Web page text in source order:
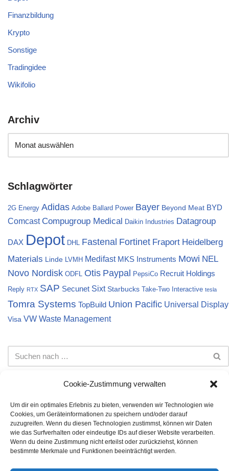
Cookie-Zustimmung verwalten
Um dir ein optimales Erlebnis zu bieten, verwenden wir Technologien wie
Cookies, um Geräteinformationen zu speichern und/oder darauf
zuzugreifen. Wenn du diesen Technologien zustimmst, können wir Daten
wie das Surfverhalten oder eindeutige IDs auf dieser Website verarbeiten.
Wenn du deine Zustimmung nicht erteilst oder zurückziehst, können
bestimmte Merkmale und Funktionen beeinträchtigt werden.
Finanzbildung
Krypto
Sonstige
Tradingidee
Wikifolio
Archiv
Schlagwörter
2G Energy Adidas Adobe Ballard Power Bayer Beyond Meat BYD
Comcast Compugroup Medical Daikin Industries Datagroup
DAX Depot DHL Fastenal Fortinet Fraport Heidelberg
Materials Linde LVMH Medifast MKS Instruments Mowi NEL
Novo Nordisk ODFL Otis Paypal PepsiCo Recruit Holdings
Reply RTX SAP Secunet Sixt Starbucks Take-Two Interactive tesla
Tomra Systems TopBuild Union Pacific Universal Display
Visa VW Waste Management
Impressum Datenschutz Cookie-Richtlinie (EU)
Die auf dieser Webseite dargestellten Informationen stellen
keine Anlageberatung dar. Bei den Inhalten handelt es sich